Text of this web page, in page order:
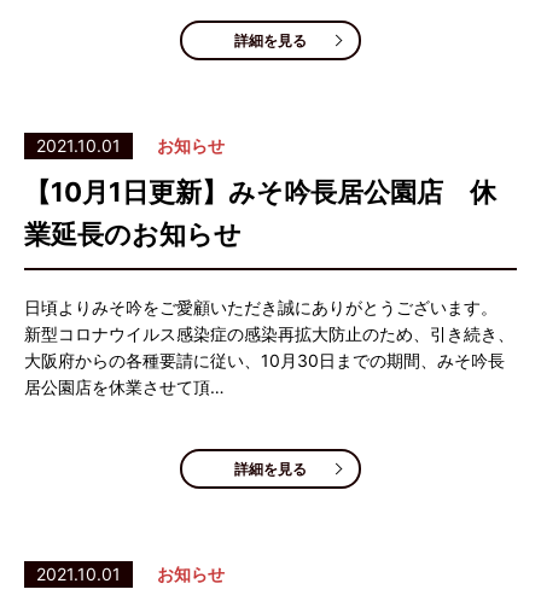
詳細を見る
2021.10.01 お知らせ
【10月1日更新】みそ吟長居公園店 休
業延長のお知らせ
日頃よりみそ吟をご愛顧いただき誠にありがとうございます。
新型コロナウイルス感染症の感染再拡大防止のため、引き続き、
大阪府からの各種要請に従い、10月30日までの期間、みそ吟長
居公園店を休業させて頂…
詳細を見る
2021.10.01 お知らせ